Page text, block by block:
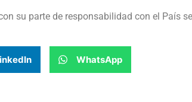
su parte de responsabilidad con el País
WhatsApp